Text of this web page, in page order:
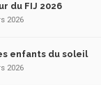
du FIJ 2026
2026
enfants du soleil
2026